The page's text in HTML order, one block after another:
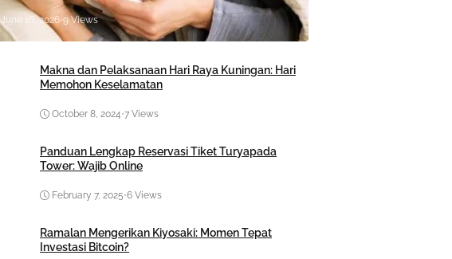
June 16, 2026•9 Views
Makna dan Pelaksanaan Hari Raya Kuningan: Hari
Memohon Keselamatan
October 8, 2024•7 Views
Panduan Lengkap Reservasi Tiket Turyapada
Tower: Wajib Online
February 7, 2025•6 Views
Ramalan Mengerikan Kiyosaki: Momen Tepat
Investasi Bitcoin?